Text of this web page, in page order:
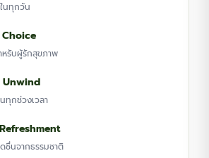
นทุกวัน
หรับผู้รักสุขภาพ
ทุกช่วงเวลา
ชื่นจากธรรมชาติ